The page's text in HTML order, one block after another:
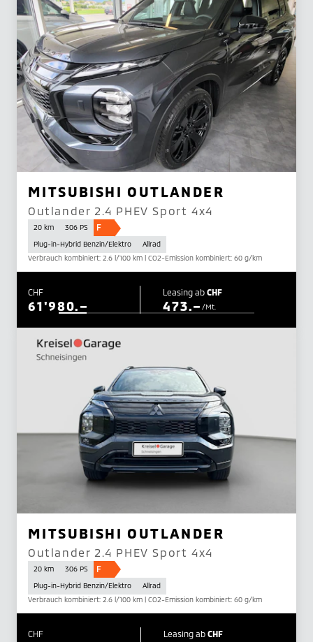
MITSUBISHI OUTLANDER
Outlander 2.4 PHEV Sport 4x4
20 km 306 PS F
Plug-in-Hybrid Benzin/Elektro
Allrad
Verbrauch kombiniert: 2.6 l/100 km | CO2-Emission kombiniert: 60 g/km
CHF
61'980.–
Leasing abCHF
473.–/Mt.
MITSUBISHI OUTLANDER
Outlander 2.4 PHEV Sport 4x4
20 km 306 PS F
Plug-in-Hybrid Benzin/Elektro
Allrad
Verbrauch kombiniert: 2.6 l/100 km | CO2-Emission kombiniert: 60 g/km
CHF Leasing abCHF